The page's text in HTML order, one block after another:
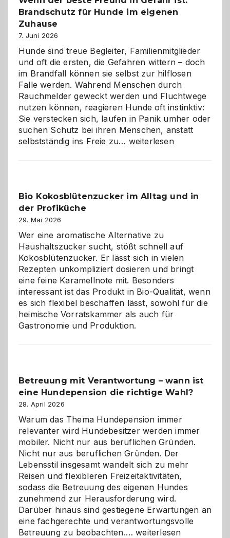
herzlich
Brandschutz für Hunde im eigenen
Zuhause
7. Juni 2026
Hunde sind treue Begleiter, Familienmitglieder
und oft die ersten, die Gefahren wittern – doch
im Brandfall können sie selbst zur hilflosen
Falle werden. Während Menschen durch
Rauchmelder geweckt werden und Fluchtwege
nutzen können, reagieren Hunde oft instinktiv:
Sie verstecken sich, laufen in Panik umher oder
suchen Schutz bei ihren Menschen, anstatt
selbstständig ins Freie zu… Wenn
Gefahr
für
Hunde
im
eigenen
Zuhause
weiterlesen
Bio Kokosblütenzucker im Alltag und in
der Profiküche
29. Mai 2026
Wer eine aromatische Alternative zu
Haushaltszucker sucht, stößt schnell auf
Kokosblütenzucker. Er lässt sich in vielen
Rezepten unkompliziert dosieren und bringt
eine feine Karamellnote mit. Besonders
interessant ist das Produkt in Bio-Qualität, wenn
es sich flexibel beschaffen lässt, sowohl für die
heimische Vorratskammer als auch für
Gastronomie und Produktion.
Betreuung mit Verantwortung – wann ist
eine Hundepension die richtige Wahl?
28. April 2026
Warum das Thema Hundepension immer
relevanter wird Hundebesitzer werden immer
mobiler. Nicht nur aus beruflichen Gründen.
Nicht nur aus beruflichen Gründen. Der
Lebensstil insgesamt wandelt sich zu mehr
Reisen und flexibleren Freizeitaktivitäten,
sodass die Betreuung des eigenen Hundes
zunehmend zur Herausforderung wird.
Darüber hinaus sind gestiegene Erwartungen an
eine fachgerechte und verantwortungsvolle
Betreuung zu beobachten.…Betreuung
weiterlesen